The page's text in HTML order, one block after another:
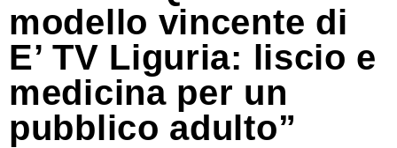
modello vincente di
E’ TV Liguria: liscio e
medicina per un
pubblico adulto”